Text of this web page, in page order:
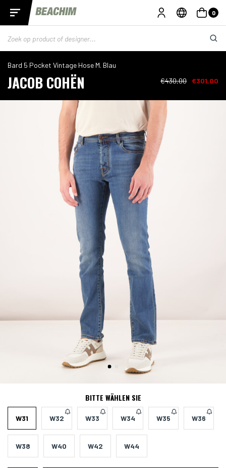
0
Bard 5 Pocket Vintage Hose M. Blau
JACOB COHËN €430,00 €301,00
BITTE WÄHLEN SIE
W31 W32 W33 W34 W35 W36
W38 W40 W42 W44